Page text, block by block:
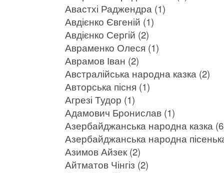
Авастхі Раджендра (1)
Авдієнко Євгеній (1)
Авдієнко Сергій (2)
Авраменко Олеся (1)
Аврамов Іван (2)
Австралійська народна казка (2)
Авторська пісня (1)
Агрезі Тудор (1)
Адамович Бронислав (1)
Азербайджанська народна казка
Азербайджанська народна
Азимов Айзек (2)
Айтматов Чінгіз (2)